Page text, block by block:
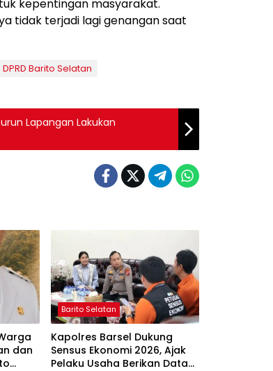
kepentingan masyarakat.
tidak terjadi lagi genangan saat
DPRD Barito Selatan
Lapangan Lakukan
dan
Barito Selatan
Kapolres Barsel Dukung
Sensus Ekonomi 2026, Ajak
Pelaku Usaha Berikan Data